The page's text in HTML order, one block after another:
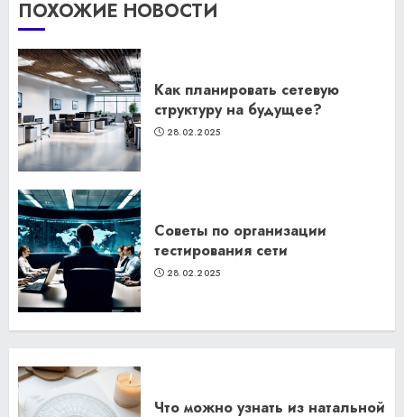
ПОХОЖИЕ НОВОСТИ
Как планировать сетевую
структуру на будущее?
28.02.2025
Советы по организации
тестирования сети
28.02.2025
Что можно узнать из натальной